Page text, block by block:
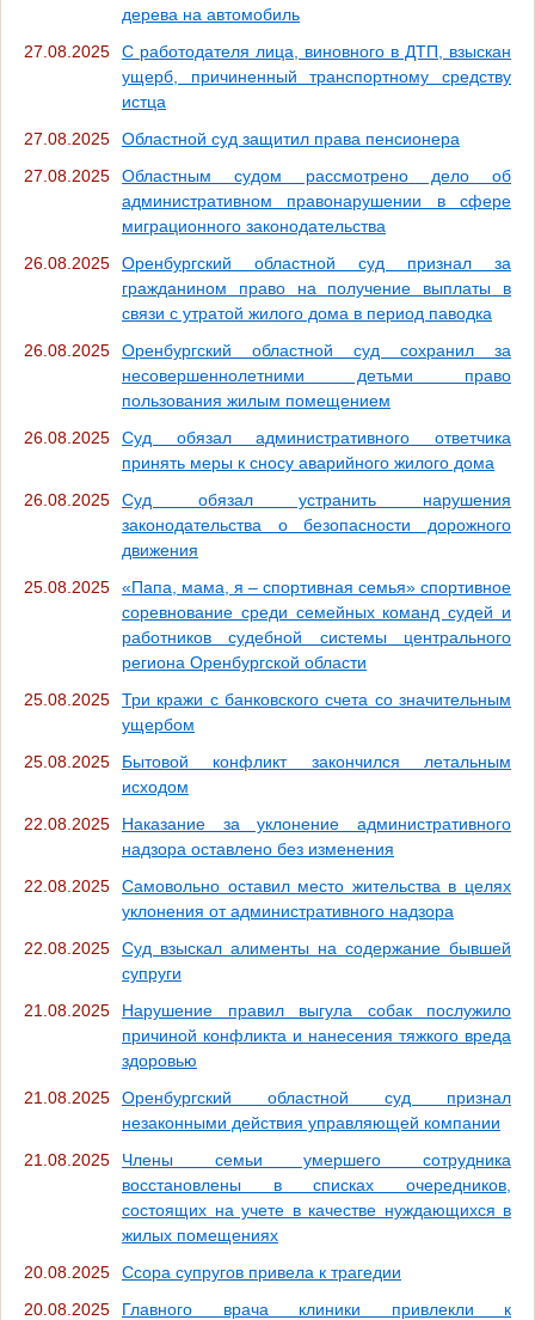
дерева на автомобиль
27.08.2025
С работодателя лица, виновного в ДТП, взыскан
ущерб, причиненный транспортному средству
истца
27.08.2025
Областной суд защитил права пенсионера
27.08.2025
Областным судом рассмотрено дело об
административном правонарушении в сфере
миграционного законодательства
26.08.2025
Оренбургский областной суд признал за
гражданином право на получение выплаты в
связи с утратой жилого дома в период паводка
26.08.2025
Оренбургский областной суд сохранил за
несовершеннолетними детьми право
пользования жилым помещением
26.08.2025
Суд обязал административного ответчика
принять меры к сносу аварийного жилого дома
26.08.2025
Суд обязал устранить нарушения
законодательства о безопасности дорожного
движения
25.08.2025
«Папа, мама, я – спортивная семья» спортивное
соревнование среди семейных команд судей и
работников судебной системы центрального
региона Оренбургской области
25.08.2025
Три кражи с банковского счета со значительным
ущербом
25.08.2025
Бытовой конфликт закончился летальным
исходом
22.08.2025
Наказание за уклонение административного
надзора оставлено без изменения
22.08.2025
Самовольно оставил место жительства в целях
уклонения от административного надзора
22.08.2025
Суд взыскал алименты на содержание бывшей
супруги
21.08.2025
Нарушение правил выгула собак послужило
причиной конфликта и нанесения тяжкого вреда
здоровью
21.08.2025
Оренбургский областной суд признал
незаконными действия управляющей компании
21.08.2025
Члены семьи умершего сотрудника
восстановлены в списках очередников,
состоящих на учете в качестве нуждающихся в
жилых помещениях
20.08.2025
Ссора супругов привела к трагедии
20.08.2025
Главного врача клиники привлекли к